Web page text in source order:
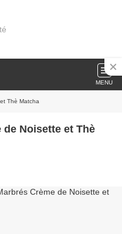
MENU
Thè Matcha
de Noisette et Thè